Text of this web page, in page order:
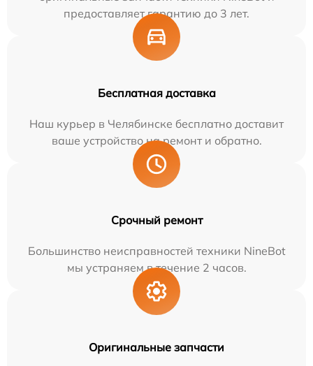
предоставляет гарантию до 3 лет.
Бесплатная доставка
Наш курьер в Челябинске бесплатно доставит
ваше устройство на ремонт и обратно.
Срочный ремонт
Большинство неисправностей техники NineBot
мы устраняем в течение 2 часов.
Оригинальные запчасти